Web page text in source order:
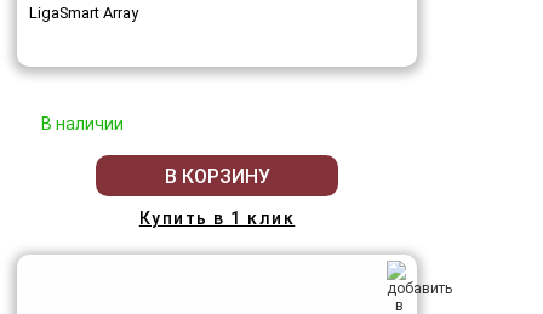
LigaSmart Array
В наличии
В КОРЗИНУ
Купить в 1 клик